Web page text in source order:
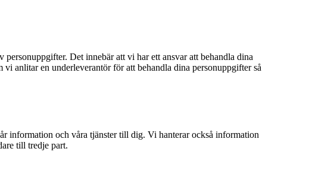
Det innebär att vi har ett ansvar att behandla dina
anlitar en underleverantör för att behandla dina personuppgifter så
information och våra tjänster till dig. Vi hanterar också information
till tredje part.